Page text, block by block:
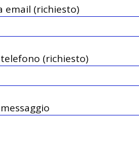
email (richiesto)
(richiesto)